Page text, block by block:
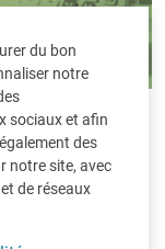
du bon
notre
sociaux et afin
des
notre site, avec
de réseaux
depuis
Notre objectif